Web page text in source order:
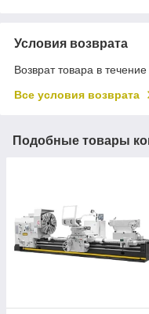
Условия возврата
Возврат товара в
Все условия возврата
Подобные товары